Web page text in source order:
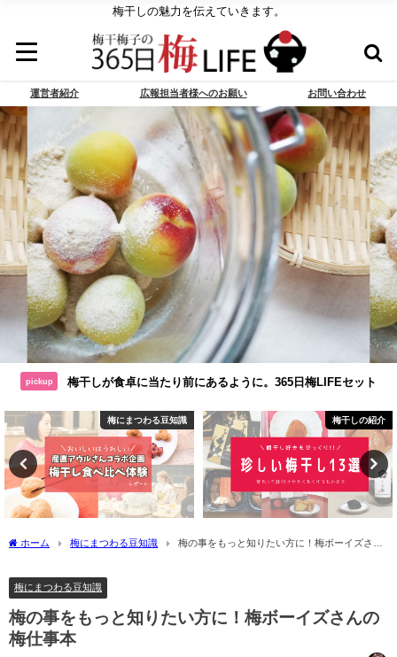
梅干しの魅力を伝えていきます。
運営者紹介 広報担当者様へのお願い お問い合わせ
pickup 梅干しが食卓に当たり前にあるように。365日梅LIFEセット
梅にまつわる豆知識 梅干しの紹介
ホーム 梅にまつわる豆知識
梅の事をもっと知りたい方に！梅ボーイズさん
梅にまつわる豆知識
梅の事をもっと知りたい方に！梅ボーイズさんの
梅仕事本